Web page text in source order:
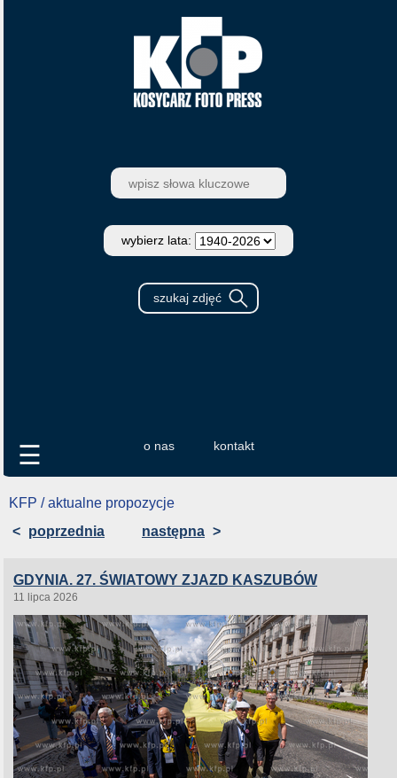
wybierz lata:
o nas kontakt
☰
KFP / aktualne propozycje
< poprzednia następna >
GDYNIA. 27. ŚWIATOWY ZJAZD KASZUBÓW
11 lipca 2026